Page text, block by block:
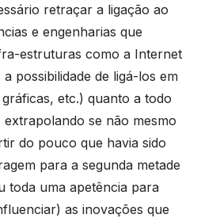
retraçar a ligação ao
e engenharias que
estruturas como a Internet
possibilidade de ligá-los em
etc.) quanto a todo
extrapolando se não mesmo
do pouco que havia sido
para a segunda metade
toda uma apetência para
as inovações que